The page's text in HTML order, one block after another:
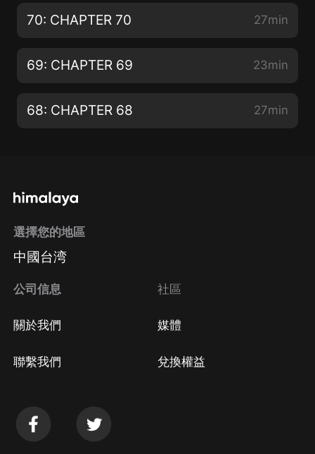
70: CHAPTER 70 27min
69: CHAPTER 69 23min
68: CHAPTER 68 27min
選擇您的地區
中國台湾
公司信息
關於我們
聯繫我們
社區
媒體
兌換權益